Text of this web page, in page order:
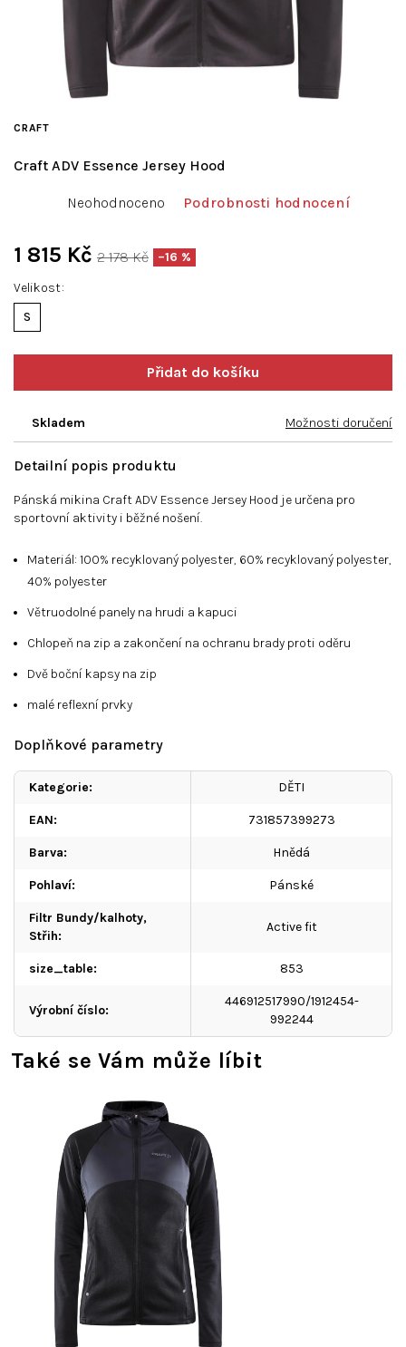
Velikost
S
2 178 Kč –16 %
1 815 Kč
Skladem Možnosti doručení
Craft ADV Essence Jersey Hood
CRAFT
hodnocení
je
0,0
Neohodnoceno Podrobnosti hodnocení
Detailní popis produktu
Pánská mikina Craft ADV Essence Jersey Hood je určena pro
sportovní aktivity i běžné nošení.
Materiál: 100% recyklovaný polyester, 60% recyklovaný polyester,
40% polyester
Větruodolné panely na hrudi a kapuci
Chlopeň na zip a zakončení na ochranu brady proti oděru
Dvě boční kapsy na zip
malé reflexní prvky
Doplňkové parametry
Kategorie: DĚTI
EAN: 731857399273
Barva: Hnědá
Pohlaví: Pánské
Filtr Bundy/kalhoty,
Střih:
Active fit
size_table: 853
Výrobní číslo:
446912517990/1912454-
992244
Také se Vám může líbit